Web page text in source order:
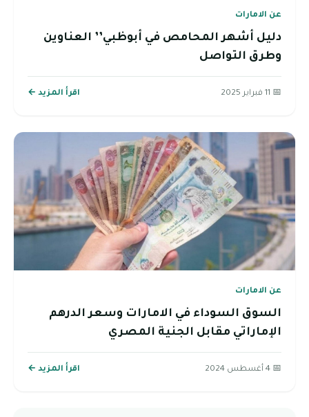
عن الامارات
دليل أشهر المحامص في أبوظبي’’ العناوين
وطرق التواصل
📅 11 فبراير 2025 اقرأ المزيد ←
عن الامارات
السوق السوداء في الامارات وسعر الدرهم
الإماراتي مقابل الجنية المصري
📅 4 أغسطس 2024 اقرأ المزيد ←